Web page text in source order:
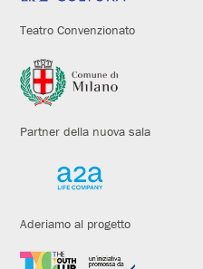
Teatro Convenzionato
Partner della nuova sala
Aderiamo al progetto